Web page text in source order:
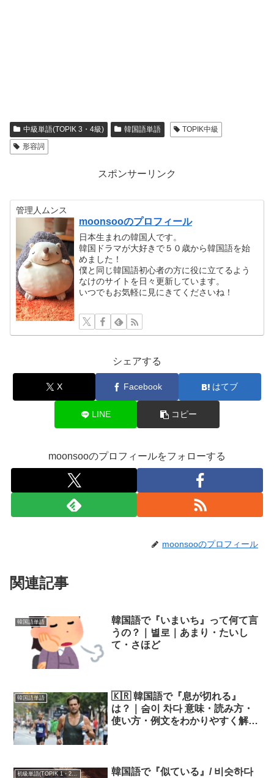
中級単語(TOPIK 3・4級) 韓国語単語
TOPIK中級
形容詞
スポンサーリンク
管理人ムンス
moonsooのプロフィール
日本生まれの韓国人です。
韓国ドラマが大好きで５０歳から韓国語を始
めました！
僕と同じ韓国語初心者の方に役に立てるよう
なけのサイトを日々更新しています。
いつでもお気軽に見にきてくださいね！
シェアする
X Facebook はてブ
LINE コピー
moonsooのプロフィールをフォローする
moonsooのプロフィール
関連記事
韓国語単語
韓国語で『いまいち』って何て言
うの？｜별로｜あまり・たいし
て・さほど
韓国語単語
🇰🇷 韓国語で『息が切れる』
は？｜숨이 차다 意味・読み方・
使い方・例文をわかりやすく解
韓国語で『似ている』/ 비슷하다